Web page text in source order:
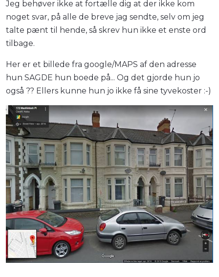
Jeg behøver ikke at fortælle dig at der ikke kom
noget svar, på alle de breve jag sendte, selv om jeg
talte pænt til hende, så skrev hun ikke et enste ord
tilbage.
Her er et billede fra google/MAPS af den adresse
hun SAGDE hun boede på... Og det gjorde hun jo
også ?? Ellers kunne hun jo ikke få sine tyvekoster :-)